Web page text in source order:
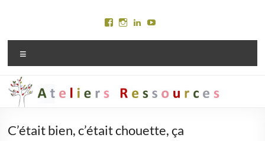
Voir
profil
sur
Voir
profil
sur
Voir
profil
Jury
Voir
profil
Jury
C’était bien, c’était chouette, ça